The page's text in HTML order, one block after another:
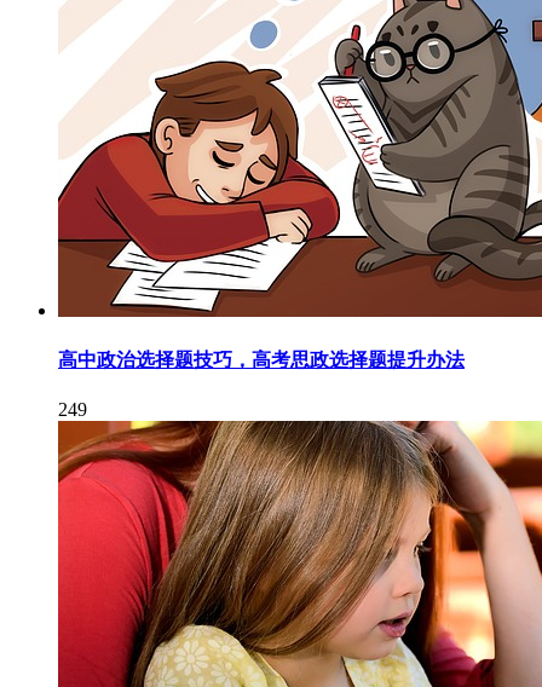
高中政治选择题技巧，高考思政选择题提升办法
249